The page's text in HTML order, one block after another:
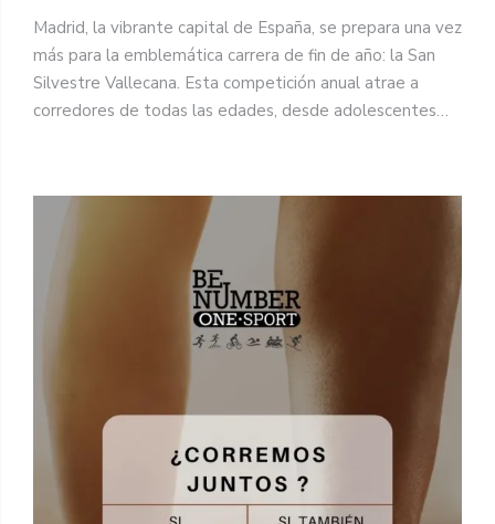
Madrid, la vibrante capital de España, se prepara una vez
más para la emblemática carrera de fin de año: la San
Silvestre Vallecana. Esta competición anual atrae a
corredores de todas las edades, desde adolescentes…